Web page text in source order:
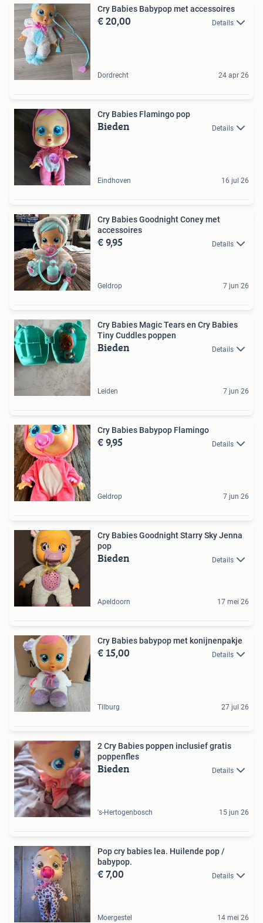
Cry Babies Babypop met accessoires
€ 20,00 Details
Dordrecht 24 apr 26
Cry Babies Flamingo pop
Bieden Details
Eindhoven 16 jul 26
Cry Babies Goodnight Coney met
accessoires
€ 9,95 Details
Geldrop 7 jun 26
Cry Babies Magic Tears en Cry Babies
Tiny Cuddles poppen
Bieden Details
Leiden 7 jun 26
Cry Babies Babypop Flamingo
€ 9,95 Details
Geldrop 7 jun 26
Cry Babies Goodnight Starry Sky Jenna
pop
Bieden Details
Apeldoorn 17 mei 26
Cry Babies babypop met konijnenpakje
€ 15,00 Details
Tilburg 27 jul 26
2 Cry Babies poppen inclusief gratis
poppenfles
Bieden Details
's-Hertogenbosch 15 jun 26
Pop cry babies lea. Huilende pop /
babypop.
€ 7,00 Details
Moergestel 14 mei 26